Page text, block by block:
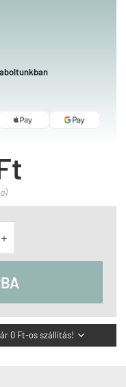

0 Ft-os szállítás! 